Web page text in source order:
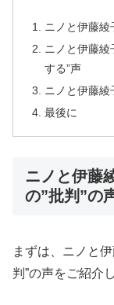
ニノと伊藤綾
ニノと伊藤綾
する”声
ニノと伊藤綾
最後に
ニノと伊藤
の”批判”の
まずは、ニノと
判”の声をご紹介